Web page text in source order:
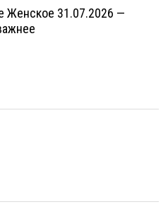
Женское 31.07.2026 —